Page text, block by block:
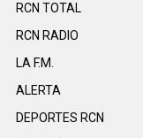
RCN TOTAL
RCN RADIO
LA F.M.
ALERTA
DEPORTES RCN